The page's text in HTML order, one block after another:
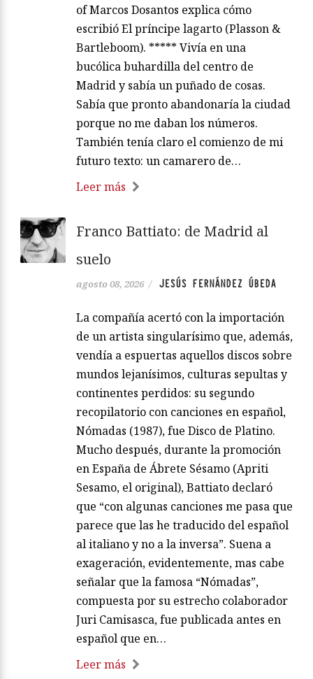
of Marcos Dosantos explica cómo
escribió El príncipe lagarto (Plasson &
Bartleboom). ***** Vivía en una
bucólica buhardilla del centro de
Madrid y sabía un puñado de cosas.
Sabía que pronto abandonaría la ciudad
porque no me daban los números.
También tenía claro el comienzo de mi
futuro texto: un camarero de…
Leer más
Franco Battiato: de Madrid al
suelo
agosto 08, 2026 / JESÚS FERNÁNDEZ ÚBEDA
La compañía acertó con la importación
de un artista singularísimo que, además,
vendía a espuertas aquellos discos sobre
mundos lejanísimos, culturas sepultas y
continentes perdidos: su segundo
recopilatorio con canciones en español,
Nómadas (1987), fue Disco de Platino.
Mucho después, durante la promoción
en España de Ábrete Sésamo (Apriti
Sesamo, el original), Battiato declaró
que “con algunas canciones me pasa que
parece que las he traducido del español
al italiano y no a la inversa”. Suena a
exageración, evidentemente, mas cabe
señalar que la famosa “Nómadas”,
compuesta por su estrecho colaborador
Juri Camisasca, fue publicada antes en
español que en…
Leer más